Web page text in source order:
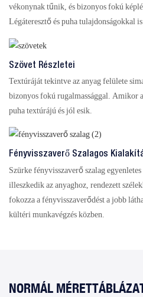
vékonynak tűnik, és bizonyos fokú
Légáteresztő és puha tulajdonságokkal
Szövet Részletei
Textúráját tekintve az anyag felülete
bizonyos fokú rugalmassággal. Amikor
puha textúrájú és jól esik.
Fényvisszaverő Szalagos
Szürke fényvisszaverő szalag
illeszkedik az anyaghoz, rendezett
fokozza a fényvisszaverődést a jobb
kültéri munkavégzés közben.
NORMÁL